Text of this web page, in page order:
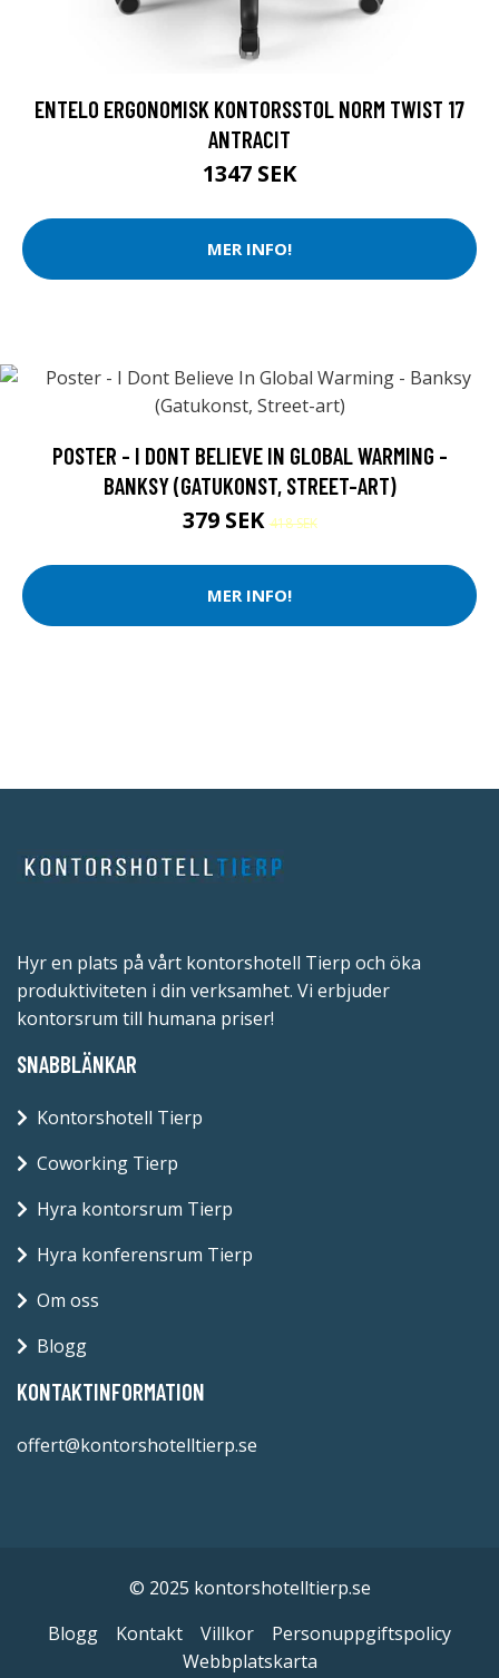
ENTELO ERGONOMISK KONTORSSTOL NORM TWIST 17
ANTRACIT
1347 SEK
MER INFO!
POSTER - I DONT BELIEVE IN GLOBAL WARMING -
BANKSY (GATUKONST, STREET-ART)
379 SEK418 SEK
MER INFO!
Hyr en plats på vårt kontorshotell Tierp och öka
produktiviteten i din verksamhet. Vi erbjuder
kontorsrum till humana priser!
SNABBLÄNKAR
Kontorshotell Tierp
Coworking Tierp
Hyra kontorsrum Tierp
Hyra konferensrum Tierp
Om oss
Blogg
KONTAKTINFORMATION
offert@kontorshotelltierp.se
© 2025 kontorshotelltierp.se
Blogg
Kontakt Villkor
Personuppgiftspolicy
Webbplatskarta